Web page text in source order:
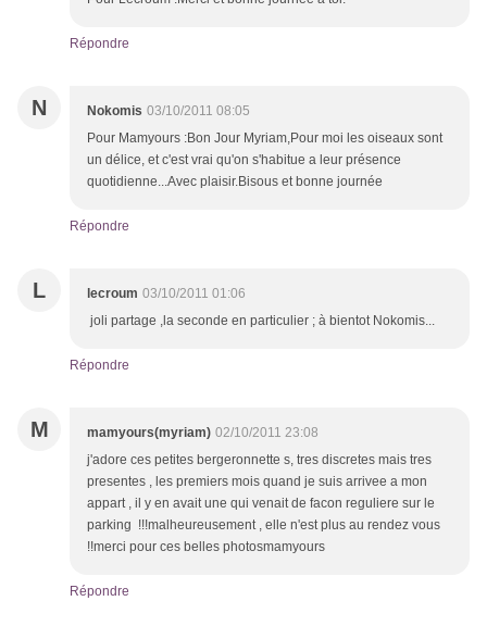
Répondre
N Nokomis 03/10/2011 08:05
Pour Mamyours :Bon Jour Myriam,Pour moi les oiseaux sont
un délice, et c'est vrai qu'on s'habitue a leur présence
quotidienne...Avec plaisir.Bisous et bonne journée
Répondre
L lecroum 03/10/2011 01:06
joli partage ,la seconde en particulier ; à bientot Nokomis...
Répondre
M mamyours(myriam) 02/10/2011 23:08
j'adore ces petites bergeronnette s, tres discretes mais tres
presentes , les premiers mois quand je suis arrivee a mon
appart , il y en avait une qui venait de facon reguliere sur le
parking !!!malheureusement , elle n'est plus au rendez vous
!!merci pour ces belles photosmamyours
Répondre